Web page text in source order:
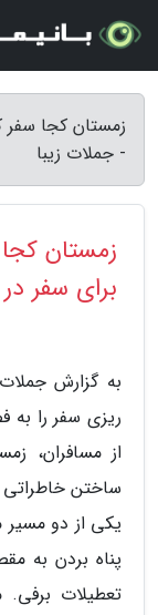
زمستان کجا سفر
- جملات زیبا
زمستان
برای سفر
به گزارش جملات
ریزی سفر را به
از مسافران،
ساختن خاطراتی
یکی از دو مسیر
پناه بردن به
تعطیلات برفی.